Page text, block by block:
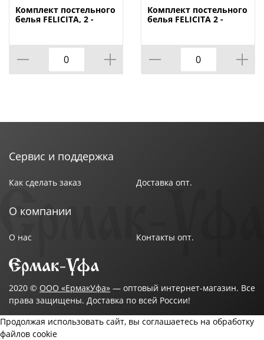
Комплект постельного
белья FELICITA, 2 -
Комплект постельного
белья FELICITA 2 -
Сервис и поддержка
Как сделать заказ Доставка опт.
О компании
О нас Контакты опт.
2020 © ООО «ЕрмакУфа» — оптовый интернет-магазин. Все
права защищены. Доставка по всей России!
Продолжая использовать сайт, вы соглашаетесь на обработку
файлов cookie